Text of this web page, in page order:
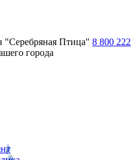
Птица" 8 800 222
города